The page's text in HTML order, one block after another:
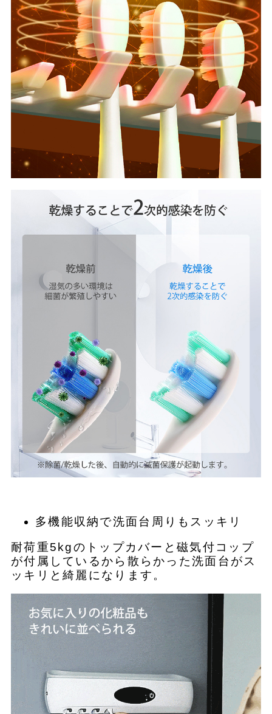
多機能収納で洗面台周りもスッキリ
耐荷重5kgのトップカバーと磁気付コップ
が付属しているから散らかった洗面台がス
ッキリと綺麗になります。